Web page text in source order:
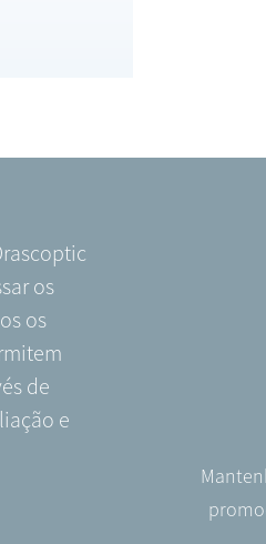
os
os
de
e